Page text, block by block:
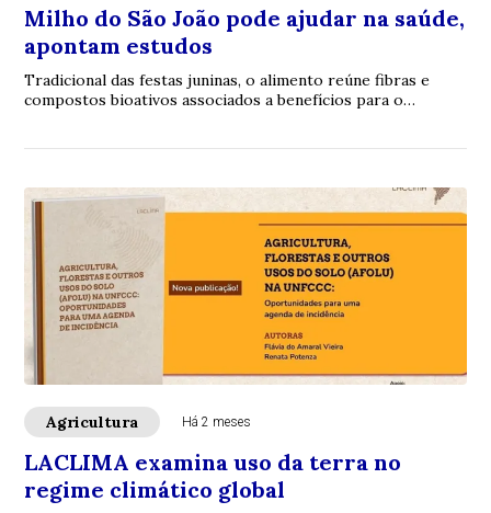
Milho do São João pode ajudar na saúde,
apontam estudos
Tradicional das festas juninas, o alimento reúne fibras e
compostos bioativos associados a benefícios para o
Agricultura Há 2 meses
LACLIMA examina uso da terra no
regime climático global